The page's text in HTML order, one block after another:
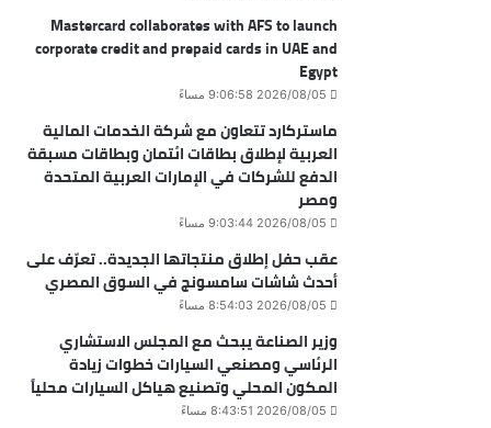
Mastercard collaborates with AFS to launch
corporate credit and prepaid cards in UAE and
Egypt
2026/08/05 9:06:58 مساءً
ماستركارد تتعاون مع شركة الخدمات المالية
العربية لإطلاق بطاقات ائتمان وبطاقات مسبقة
الدفع للشركات في الإمارات العربية المتحدة
ومصر
2026/08/05 9:03:44 مساءً
عقب حفل إطلاق منتجاتها الجديدة.. تعرّف على
أحدث شاشات سامسونج في السوق المصري
2026/08/05 8:54:03 مساءً
وزير الصناعة يبحث مع المجلس الاستشاري
الرئاسي ومصنعي السيارات خطوات زيادة
المكون المحلي وتصنيع هياكل السيارات محلياً
2026/08/05 8:43:51 مساءً